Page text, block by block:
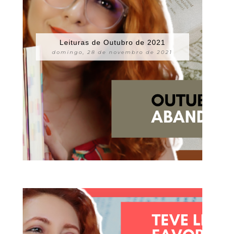
Leituras de Outubro de 2021
domingo, 28 de novembro de 2021